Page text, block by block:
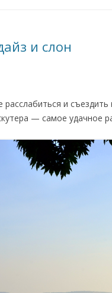
и слон
и
— самое удачное